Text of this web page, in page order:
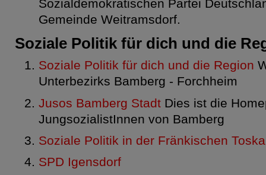
Sozialdemokratischen Partei
Gemeinde Weitramsdorf.
Soziale Politik für dich und die
Soziale Politik für dich und die Region
Unterbezirks Bamberg - Forchheim
Jusos Bamberg Stadt Dies ist die
JungsozialistInnen von Bamberg
Soziale Politik in der Fränkischen
SPD Igensdorf